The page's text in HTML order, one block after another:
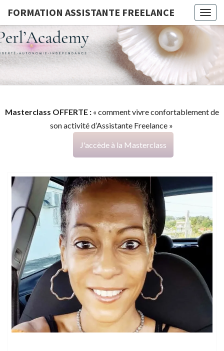
FORMATION ASSISTANTE FREELANCE
G
Masterclass OFFERTE : « comment vivre confortablement de
son activité d’Assistante Freelance »
J'accède à la Masterclass